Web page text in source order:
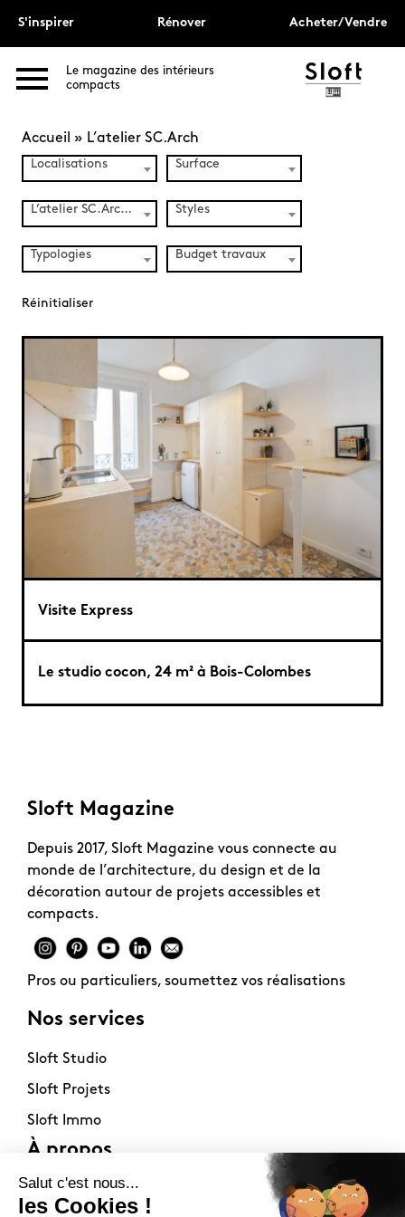
S'inspirer Rénover Acheter/Vendre
Le magazine des intérieurs
compacts
Accueil » L’atelier SC.Arch
Localisations Surface
L’atelier SC.Arch (1) Styles
Typologies Budget travaux
Réinitialiser
Visite Express
Le studio cocon, 24 m² à Bois-Colombes
Sloft Magazine
Depuis 2017, Sloft Magazine vous connecte au
monde de l’architecture, du design et de la
décoration autour de projets accessibles et
compacts.
Pros ou particuliers, soumettez vos réalisations
Nos services
Sloft Studio
Sloft Projets
Sloft Immo
À propos
Contact